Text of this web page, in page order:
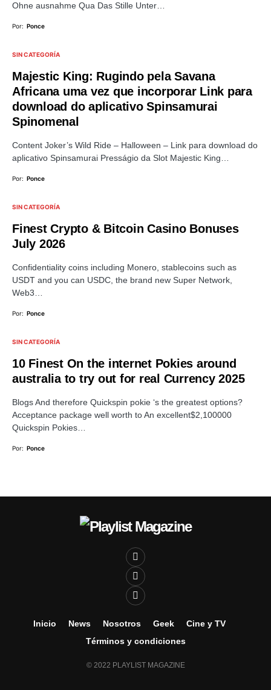
Ohne ausnahme Qua Das Stille Unter…
Por: Ponce
SIN CATEGORÍA
Majestic King: Rugindo pela Savana
Africana uma vez que incorporar Link para
download do aplicativo Spinsamurai
Spinomenal
Content Joker’s Wild Ride – Halloween – Link para download do
aplicativo Spinsamurai Presságio da Slot Majestic King…
Por: Ponce
SIN CATEGORÍA
Finest Crypto & Bitcoin Casino Bonuses
July 2026
Confidentiality coins including Monero, stablecoins such as
USDT and you can USDC, the brand new Super Network,
Web3…
Por: Ponce
SIN CATEGORÍA
10 Finest On the internet Pokies around
australia to try out for real Currency 2025
Blogs And therefore Quickspin pokie ‘s the greatest options?
Acceptance package well worth to An excellent$2,100000
Quickspin Pokies…
Por: Ponce
Inicio News Nosotros Geek
Cine y TV
Términos y condiciones
© 2022 PLAYLIST MAGAZINE